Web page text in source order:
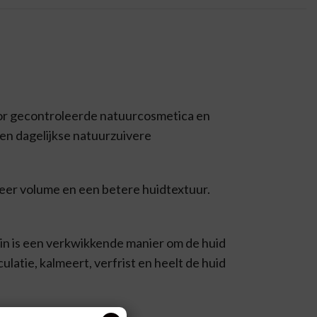
gecontroleerde natuurcosmetica en
dagelijkse natuurzuivere
volume en een betere huidtextuur.
is een verkwikkende manier om de huid
kalmeert, verfrist en heelt de huid